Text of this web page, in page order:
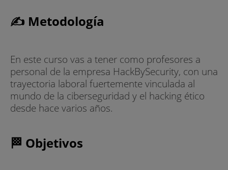
✍ Metodología
En este curso vas a tener como profesores a
personal de la empresa HackBySecurity, con una
trayectoria laboral fuertemente vinculada al
mundo de la ciberseguridad y el hacking ético
desde hace varios años.
🏁 Objetivos